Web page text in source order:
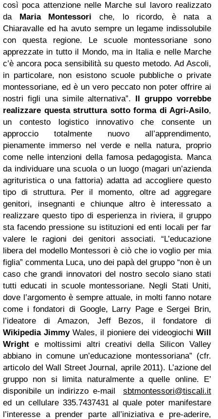
così poca attenzione nelle Marche sul lavoro realizzato
da Maria Montessori che, lo ricordo, è nata a
Chiaravalle ed ha avuto sempre un legame indissolubile
con questa regione. Le scuole montessoriane sono
apprezzate in tutto il Mondo, ma in Italia e nelle Marche
c’è ancora poca sensibilità su questo metodo. Ad Ascoli,
in particolare, non esistono scuole pubbliche o private
montessoriane, ed è un vero peccato non poter offrire ai
nostri figli una simile alternativa”. Il gruppo vorrebbe
realizzare questa struttura sotto forma di Agri-Asilo,
un contesto logistico innovativo che consente un
approccio totalmente nuovo all’apprendimento,
pienamente immerso nel verde e nella natura, proprio
come nelle intenzioni della famosa pedagogista. Manca
da individuare una scuola o un luogo (magari un’azienda
agrituristica o una fattoria) adatta ad accogliere questo
tipo di struttura. Per il momento, oltre ad aggregare
genitori, insegnanti e chiunque altro è interessato a
realizzare questo tipo di esperienza in riviera, il gruppo
sta facendo pressione su istituzioni ed enti locali per far
valere le ragioni dei genitori associati. “L’educazione
libera del modello Montessori è ciò che io voglio per mia
figlia” commenta Luca, uno dei papà del gruppo “non è un
caso che grandi innovatori del nostro secolo siano stati
tutti educati in scuole montessoriane. Negli Stati Uniti,
dove l’argomento è sempre attuale, in molti fanno notare
come i fondatori di Google, Larry Page e Sergei Brin,
l’ideatore di Amazon, Jeff Bezos, il fondatore di
Wikipedia JimmyWales, il pioniere dei videogiochi Will
Wright e moltissimi altri creativi della Silicon Valley
abbiano in comune un’educazione montessoriana” (cfr.
articolo del Wall Street Journal, aprile 2011). L’azione del
gruppo non si limita naturalmente a quelle online. E’
disponibile un indirizzo e-mail sbtmontessori@tiscali.it
ed un cellulare 335.7437431 al quale poter manifestare
l’interesse a prender parte all’iniziativa e pre-aderire,